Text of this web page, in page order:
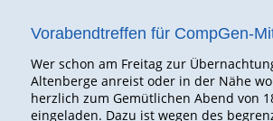
Vorabendtreffen für CompGen-
Wer schon am Freitag zur
Altenberge anreist oder in der Nähe
herzlich zum Gemütlichen Abend von
eingeladen. Dazu ist wegen des